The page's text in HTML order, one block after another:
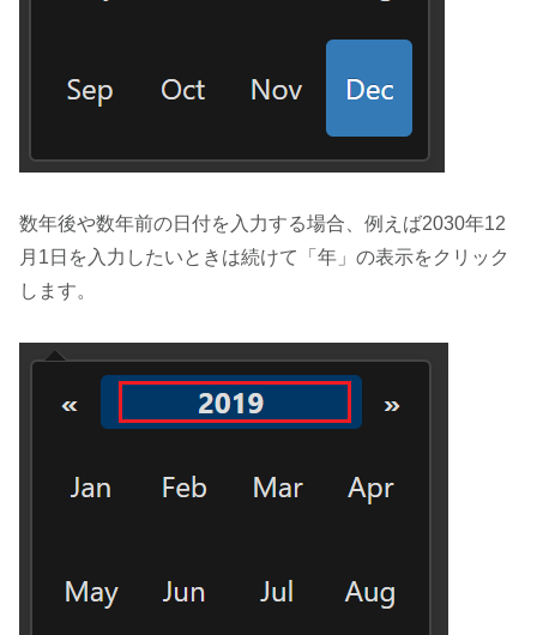
数年後や数年前の日付を入力する場合、例えば2030年12
月1日を入力したいときは続けて「年」の表示をクリック
します。